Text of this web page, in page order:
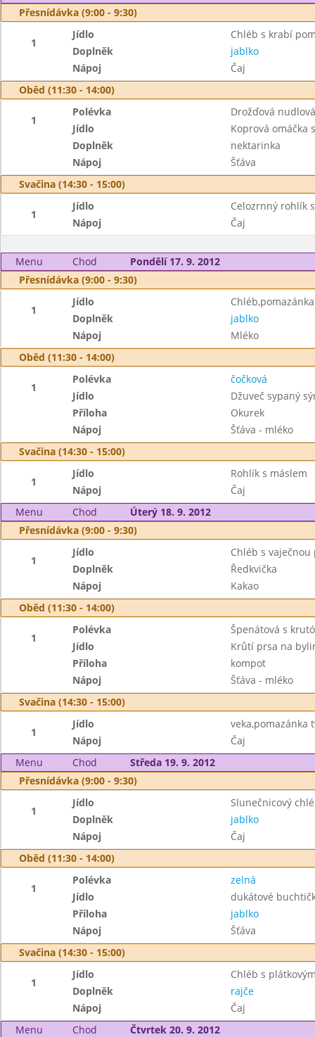
Přesnídávka (9:00 - 9:30)
1
Jídlo
Chléb s krabí
Doplněk
jablko
Nápoj
Čaj
Oběd (11:30 - 14:00)
1
Polévka
Drožďová nudlová
Jídlo
Koprová omáčka
Doplněk
nektarinka
Nápoj
Šťáva
Svačina (14:30 - 15:00)
1
Jídlo
Celozrnný rohlík
Nápoj
Čaj
Menu Chod
Pondělí 17. 9. 2012
Přesnídávka (9:00 - 9:30)
1
Jídlo
Doplněk
jablko
Nápoj
Mléko
Oběd (11:30 - 14:00)
1
Polévka
čočková
Jídlo
Džuveč sypaný
Příloha
Okurek
Nápoj
Šťáva - mléko
Svačina (14:30 - 15:00)
1
Jídlo
Rohlík s máslem
Nápoj
Čaj
Menu
Chod
Úterý 18. 9. 2012
Přesnídávka (9:00 - 9:30)
1
Jídlo
Chléb s vaječnou
Doplněk
Ředkvička
Nápoj
Kakao
Oběd (11:30 - 14:00)
1
Polévka
Špenátová s
Jídlo
Krůtí prsa na
Příloha
kompot
Nápoj
Šťáva - mléko
Svačina (14:30 - 15:00)
1
Jídlo
veka,pomazánka
Nápoj
Čaj
Menu
Chod
Středa 19. 9. 2012
Přesnídávka (9:00 - 9:30)
1
Jídlo
Slunečnicový
Doplněk
jablko
Nápoj
Čaj
Oběd (11:30 - 14:00)
1
Polévka
zelná
Jídlo
dukátové
Příloha
jablko
Nápoj
Šťáva
Svačina (14:30 - 15:00)
1
Jídlo
Chléb s
Doplněk
rajče
Nápoj
Čaj
Menu
Chod
Čtvrtek 20. 9. 2012